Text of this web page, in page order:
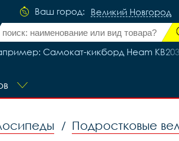
Ваш город: Великий Новгород
Самокат-кикборд Heam KB203,
/ Подростковые